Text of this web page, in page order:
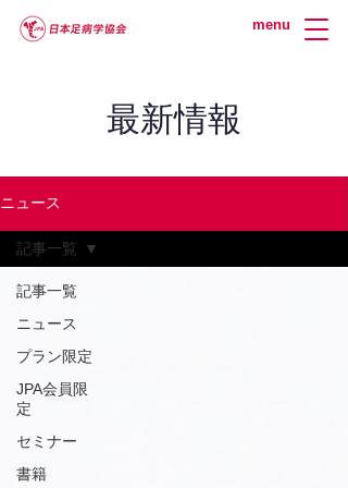
menu
最新情報
ニュース
記事一覧
ニュース
プラン限定
JPA会員限
定
セミナー
書籍
記事一覧